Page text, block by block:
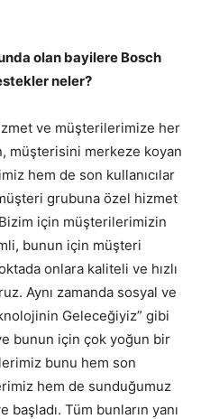
olan bayilere Bosch
neler?
ve müşterilerimize her
müşterisini merkeze koyan
hem de son kullanıcılar
grubuna özel hizmet
için müşterilerimizin
bunun için müşteri
onlara kaliteli ve hızlı
Aynı zamanda sosyal ve
Geleceğiyiz” gibi
bunun için çok yoğun bir
bunu hem son
hem de sunduğumuz
Tüm bunların yanı